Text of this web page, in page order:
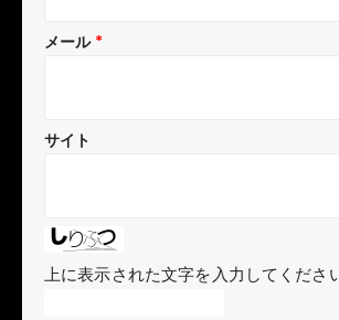
メール *
サイト
上に表示された文字を入力してください